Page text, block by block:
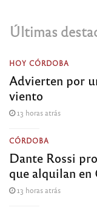
Últimas
HOY CÓRDOBA
Advierten por
viento
13 horas atrás
CÓRDOBA
Dante Rossi
que alquilan en
13 horas atrás